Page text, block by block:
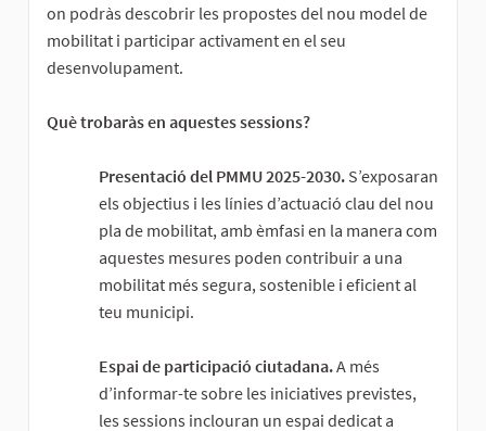
on podràs descobrir les propostes del nou model de
mobilitat i participar activament en el seu
desenvolupament.
Què trobaràs en aquestes sessions?
Presentació del PMMU 2025-2030. S’exposaran
els objectius i les línies d’actuació clau del nou
pla de mobilitat, amb èmfasi en la manera com
aquestes mesures poden contribuir a una
mobilitat més segura, sostenible i eficient al
teu municipi.
Espai de participació ciutadana.A més
d’informar-te sobre les iniciatives previstes,
les sessions inclouran un espai dedicat a